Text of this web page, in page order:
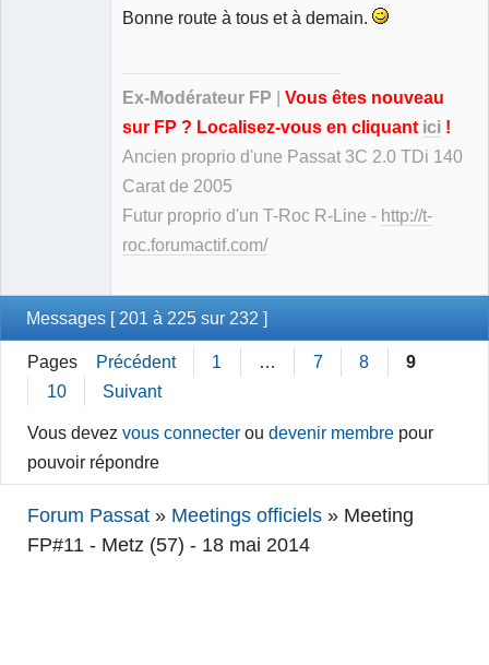
Bonne route à tous et à demain.
Ex-Modérateur FP
Vous êtes nouveau
sur FP ? Localisez-vous en cliquant ici !
Ancien proprio d'une Passat 3C 2.0 TDi 140
Carat de 2005
Futur proprio d'un T-Roc R-Line - http://t-
roc.forumactif.com/
Messages [ 201 à 225 sur 232 ]
Pages Précédent 1 7 8
9
10
Suivant
Vous devezvous connecter oudevenir membre pour
pouvoir répondre
Forum Passat » Meetings officiels » Meeting
FP#11 - Metz (57) - 18 mai 2014